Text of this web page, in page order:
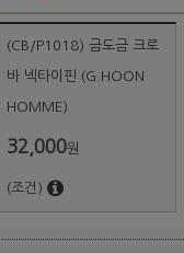
(CB/P1018) 금도금 크로
바 넥타이핀 (G.HOON
HOMME)
32,000원
(조건)